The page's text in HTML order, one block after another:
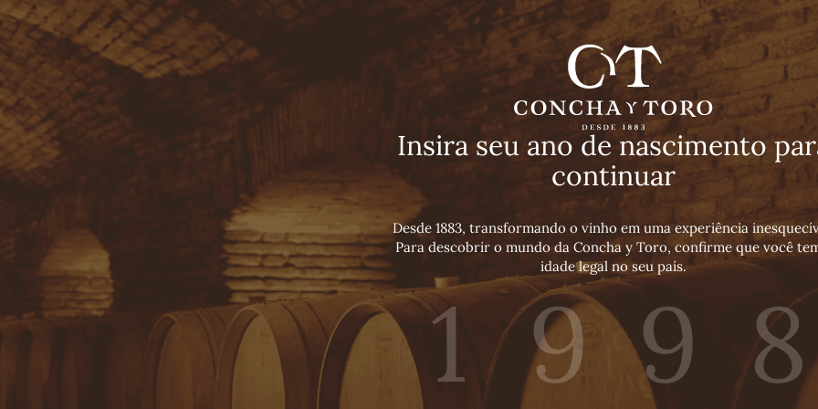
Insira seu ano de nascimento
continuar
Desde 1883, transformando o vinho em uma experiência
Para descobrir o mundo da Concha y Toro, confirme que você
idade legal no seu país.
Viña Concha y Toro
INÍCIO TOURS
Cabernet Sauvignon
Premium WinesTintoVegano2018
COMPARTIL
Home › Casillero del Diablo ›Reserva Privada